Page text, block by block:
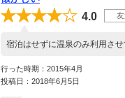
4.0
宿泊はせずに温泉のみ利用さ
行った時期：2015年4月
投稿日：2018年6月5日